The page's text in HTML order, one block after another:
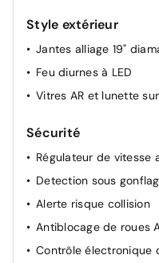
Style extérieur
Jantes alliage 19"
Feu diurnes à LED
Vitres AR et lunette
Sécurité
Régulateur de vitesse
Detection sous
Alerte risque collision
Antiblocage de roues
Contrôle électronique